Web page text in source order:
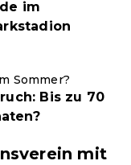
im
Sommer?
Bis zu 70
mit